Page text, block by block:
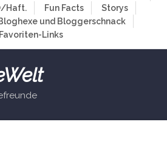
Haft.
Fun Facts
Storys
und Bloggerschnack
Favoriten-Links